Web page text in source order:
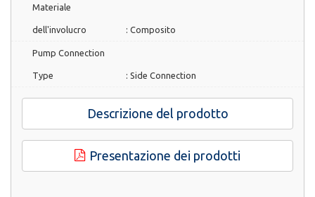
Materiale
dell'involucro : Composito
Pump Connection
Type : Side Connection
Descrizione del prodotto
Presentazione dei prodotti